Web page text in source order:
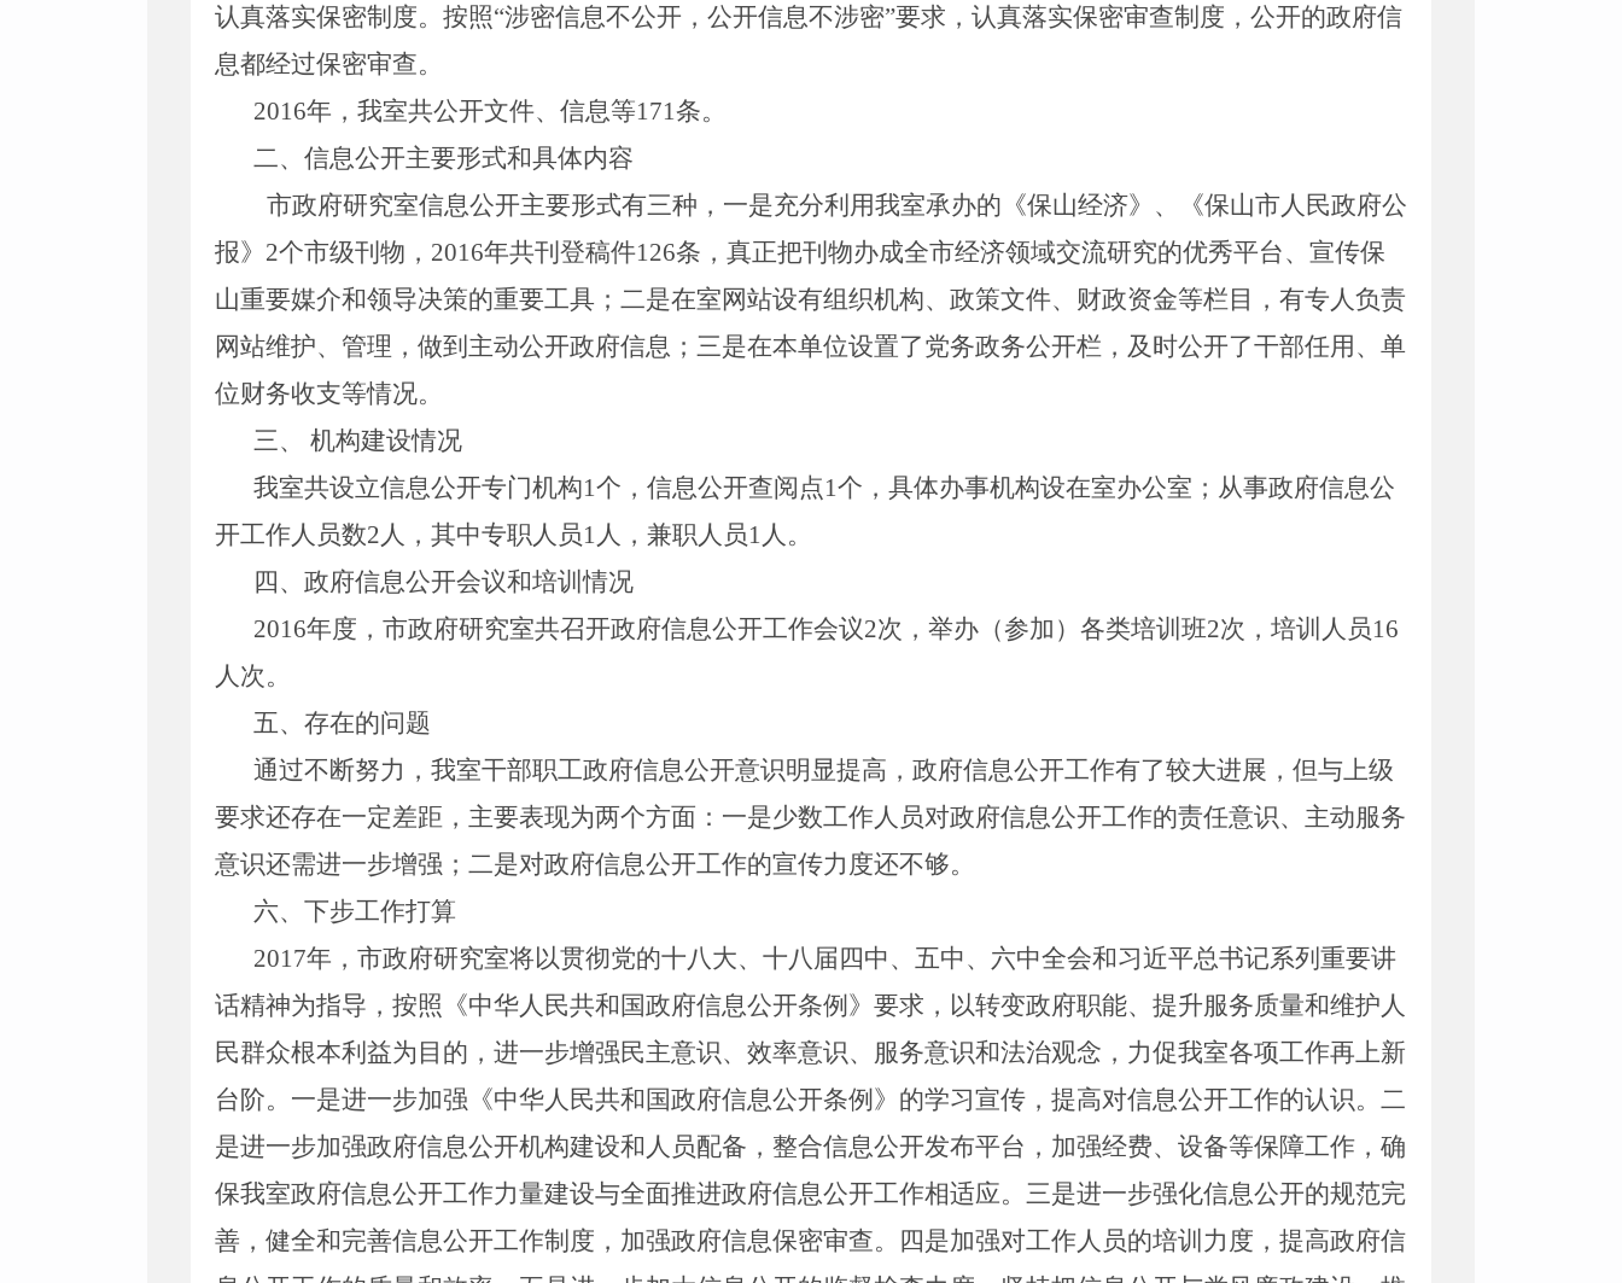
认真落实保密制度。按照“涉密信息不公开，公开信息不涉密”要求，认真落实保密审查制度，公开的政府信
息都经过保密审查。
2016年，我室共公开文件、信息等171条。
二、信息公开主要形式和具体内容
市政府研究室信息公开主要形式有三种，一是充分利用我室承办的《保山经济》、《保山市人民政府公
报》2个市级刊物，2016年共刊登稿件126条，真正把刊物办成全市经济领域交流研究的优秀平台、宣传保
山重要媒介和领导决策的重要工具；二是在室网站设有组织机构、政策文件、财政资金等栏目，有专人负责
网站维护、管理，做到主动公开政府信息；三是在本单位设置了党务政务公开栏， 及时公开了干部任用、单
位财务收支等情况。
三、 机构建设情况
我室共设立信息公开专门机构1个，信息公开查阅点1个，具体办事机构设在室办公室；从事政府信息公
开工作人员数2人，其中专职人员1人，兼职人员1人。
四、政府信息公开会议和培训情况
2016年度，市政府研究室共召开政府信息公开工作会议2次，举办（参加）各类培训班2次，培训人员16
人次。
五、存在的问题
通过不断努力，我室干部职工政府信息公开意识明显提高，政府信息公开工作有了较大进展，但与上级
要求还存在一定差距，主要表现为两个方面 ：一是少数工作人员对政府信息公开工作的责任意识、主动服务
意识还需进一步增强； 二是对政府信息公开工作的宣传力度还不够。
六、下步工作打算
2017年 ，市政府研究室将以贯彻党的十八大、十八届四中、五中、六中全会和习近平总书记系列重要讲
话精神为指导，按照《中华人民共和国政府信息公开条例》要求，以转变政府职能、提升服务质量和维护人
民群众根本利益为目的，进一步增强民主意识、效率意识、服务意识和法治观念，力促我室各项工作再上新
台阶。 一是进一步加强《中华人民共和国政府信息公开条例》的学习宣传，提高对信息公开工作的认识。二
是进一步加强政府信息公开机构建设和人员配备，整合信息公开发布平台，加强经费、设备等保障工作，确
保我室政府信息公开工作力量建设与全面推进政府信息公开工作相适应。 三是进一步强化信息公开的规范完
善，健全和完善信息公开工作制度，加强政府信息保密审查。 四是加强对工作人员的培训力度，提高政府信